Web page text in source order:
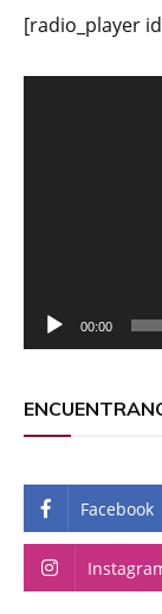
[radio_player
00:00
Facebook